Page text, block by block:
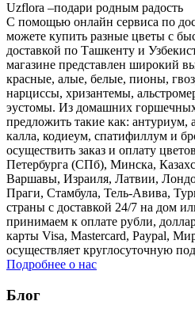
Uzflora –подари родным радость
С помощью онлайн сервиса по
можете купить разные цветы с
доставкой по Ташкенту и
магазине представлен широкий
красные, алые, белые, пионы,
нарциссы, хризантемы,
эустомы. Из домашних
предложить такие как: антуриум,
калла, кодиеум, спатифиллум и
осуществить заказ и оплату
Петербурга (СПб), Минска,
Варшавы, Израиля, Латвии,
Праги, Стамбула, Тель-Авива,
страны с доставкой 24/7 на дом
принимаем к оплате рубли,
карты Visa, Mastercard, Paypal,
осуществляет круглосуточную
Подробнее о нас
Блог